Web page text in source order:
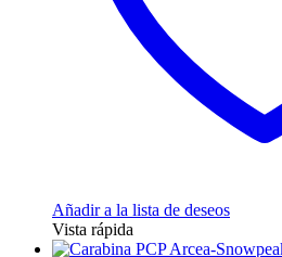
Añadir a la lista de deseos
Vista rápida